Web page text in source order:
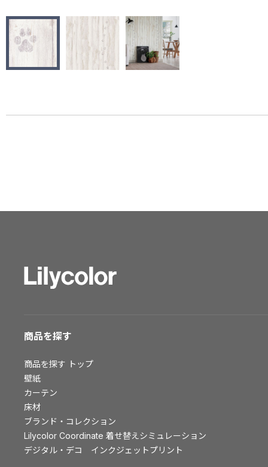
モデルハウス
新築戸建・マンション
#リリカラのある暮らし
大阪ショールーム
仙台ショールーム
お客様サポート
お客様サポート トップ
資料ダウンロード
画像ダウンロード
動画一覧
お手入れ便利帳
お役立ち資料
お問い合わせ（一般のお客様）
商品を探す
商品を探す トップ
壁紙
カーテン
床材
ブランド・コレクション
Lilycolor Coordinate 着せ替えシミュレーション
デジタル・デコ インクジェットプリント